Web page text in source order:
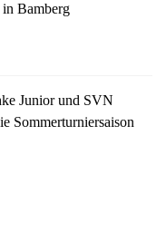
Bamberg
Junior und SVN
Sommerturniersaison